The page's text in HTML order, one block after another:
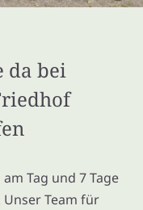
da bei
Tag und 7 Tage
Team für